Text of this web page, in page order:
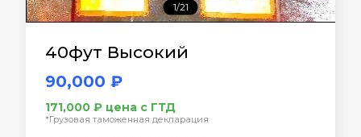
1/21
40фут Высокий
90,000 ₽
171,000 ₽ цена с ГТД
*Грузовая таможенная декларация